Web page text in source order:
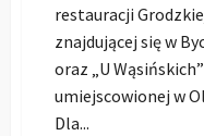
restauracji
znajdującej się w
oraz „U
umiejscowionej w
Dla...